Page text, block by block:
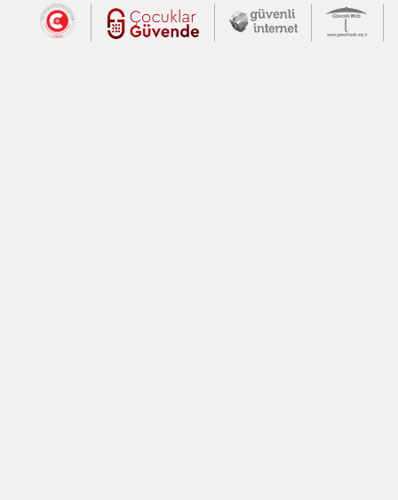
Dış Bağlantılar
Cumhurbaşkanlığı İletişim Merkezi
Çocuklar Güvende (yeni
Güvenli